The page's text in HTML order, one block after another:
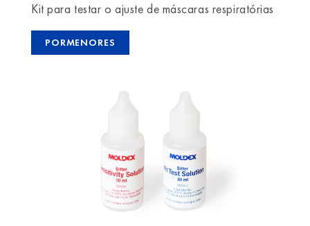
Kit para testar o ajuste de máscaras respiratórias
PORMENORES